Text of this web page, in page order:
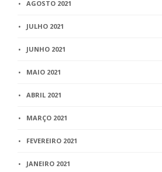
AGOSTO 2021
JULHO 2021
JUNHO 2021
MAIO 2021
ABRIL 2021
MARÇO 2021
FEVEREIRO 2021
JANEIRO 2021